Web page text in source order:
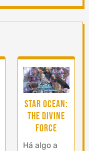
Star Ocean:
The Divine
Force
Há algo a